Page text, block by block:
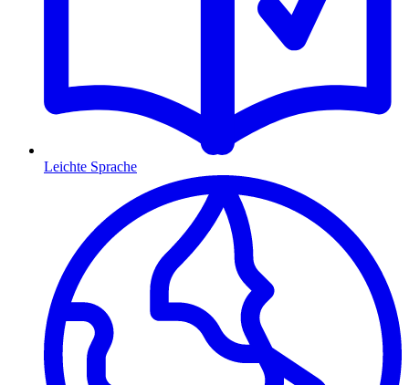
Leichte Sprache